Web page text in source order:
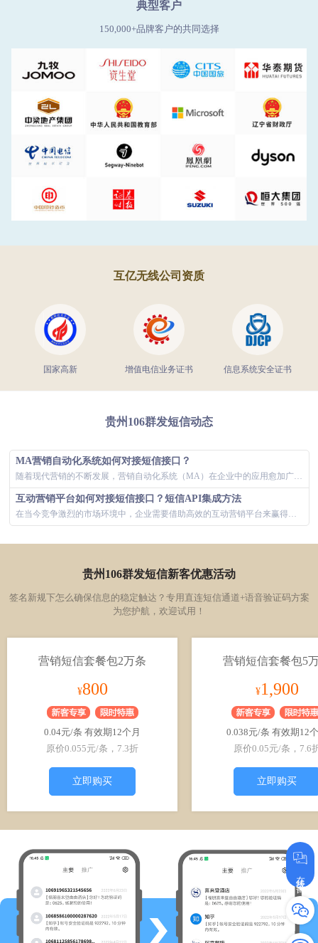
典型客户
150,000+品牌客户的共同选择
互亿无线公司资质
国家高新 增值电信业务证书 信息系统安全证书
贵州106群发短信动态
MA营销自动化系统如何对接短信接口？
随着现代营销的不断发展，营销自动化系统（MA）在企业中的应用愈加广泛。通过整合各种渠道，MA系统能够帮助企业实现高效的客户管理和互动。其中，...
互动营销平台如何对接短信接口？短信API集成方法
在当今竞争激烈的市场环境中，企业需要借助高效的互动营销平台来赢得客户的青睐。短信接口作为一种直接且即时的沟通方式，已经成为了企业营销策略的重...
贵州106群发短信新客优惠活动
签名新规下怎么确保信息的稳定触达？专用直连短信通道+语音验证码方案
为您护航，欢迎试用！
营销短信套餐包2万条
¥800
0.04元/条 有效期12个月
原价0.055元/条，7.3折
立即购买
营销短信套餐包5
¥1,900
0.038元/条 有效期12
原价0.05元/条，7.6
立即购买
在线咨询